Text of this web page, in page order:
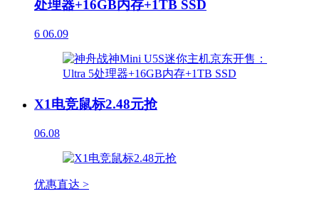
处理器+16GB内存+1TB SSD
6 06.09
X1电竞鼠标2.48元抢
06.08
优惠直达 >